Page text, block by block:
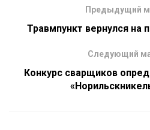
Предыдущий
Травмпункт вернулся на
Следующий
Конкурс сварщиков